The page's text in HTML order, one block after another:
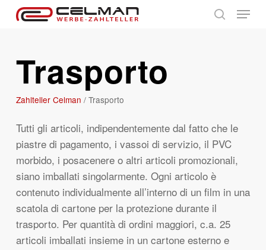
Skip
Menu
Trasporto
Zahlteller Celman / Trasporto
Tutti gli articoli, indipendentemente dal fatto che le
piastre di pagamento, i vassoi di servizio, il PVC
morbido, i posacenere o altri articoli promozionali,
siano imballati singolarmente. Ogni articolo è
contenuto individualmente all’interno di un film in una
scatola di cartone per la protezione durante il
trasporto. Per quantità di ordini maggiori, c.a. 25
articoli imballati insieme in un cartone esterno e